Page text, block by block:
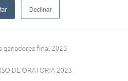
Declinar
DE ORATORIA 2023